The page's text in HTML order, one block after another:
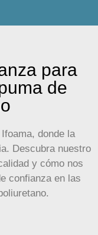
para
de
donde la
Descubra nuestro
y cómo nos
confianza en las